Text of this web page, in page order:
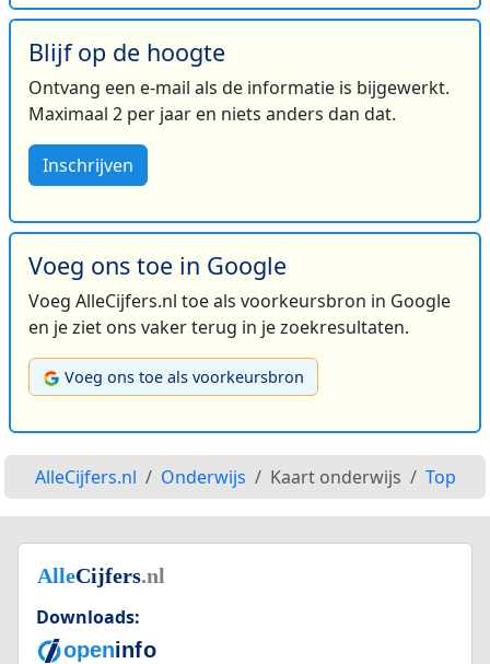
Blijf op de hoogte
Ontvang een e-mail als de informatie is bijgewerkt.
Maximaal 2 per jaar en niets anders dan dat.
Inschrijven
Voeg ons toe in Google
Voeg AlleCijfers.nl toe als voorkeursbron in Google
en je ziet ons vaker terug in je zoekresultaten.
Voeg ons toe als voorkeursbron
AlleCijfers.nl Onderwijs Kaart onderwijs Top
Downloads: